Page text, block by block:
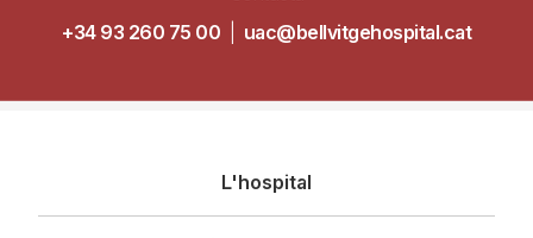
+34 93 260 75 00
uac@bellvitgehospital.cat
principal
L'hospital